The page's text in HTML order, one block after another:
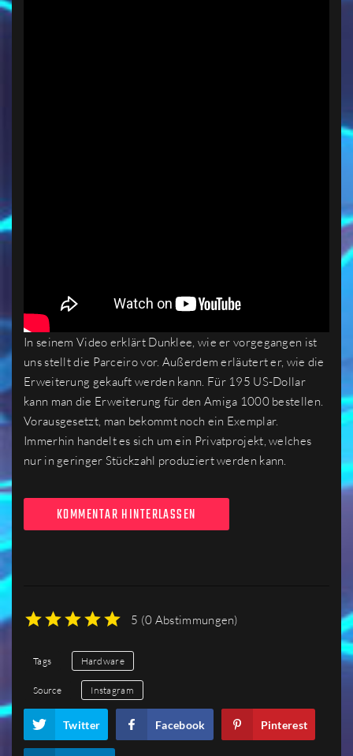
In seinem Video erklärt Dunklee, wie er vorgegangen ist
uns stellt die Parceiro vor. Außerdem erläutert er, wie die
Erweiterung gekauft werden kann. Für 195 US-Dollar
kann man die Erweiterung für den Amiga 1000 bestellen.
Vorausgesetzt, man bekommt noch ein Exemplar.
Immerhin handelt es sich um ein Privatprojekt, welches
nur in geringer Stückzahl produziert werden kann.
KOMMENTAR HINTERLASSEN
5 (0 Abstimmungen)
Tags Hardware
Source Instagram
Twitter Facebook Pinterest